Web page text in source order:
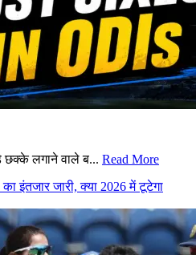
लगाने वाले ब... Read More
इंतजार जारी, क्या 2026 में टूटेगा